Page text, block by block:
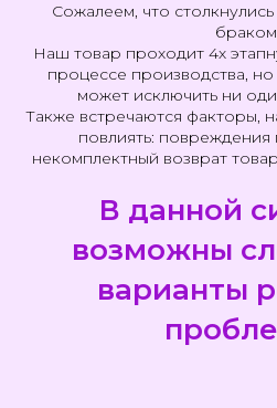
Сожалеем, что
Наш товар проходит 4х
процессе производства,
может исключить ни
Также встречаются факторы,
повлиять: повреждения
некомплектный возврат
В данной
возможны
варианты